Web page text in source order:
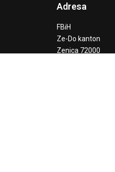
Adresa
FBiH
Ze-Do kanton
Zenica 72000